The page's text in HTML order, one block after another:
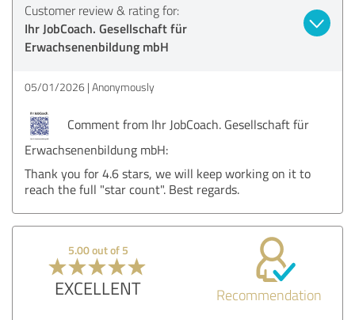
Customer review & rating for:
Ihr JobCoach. Gesellschaft für
Erwachsenenbildung mbH
05/01/2026 Anonymously
Comment from Ihr JobCoach. Gesellschaft für
Erwachsenenbildung mbH:
Thank you for 4.6 stars, we will keep working on it to
reach the full "star count". Best regards.
5.00 out of 5
EXCELLENT Recommendation